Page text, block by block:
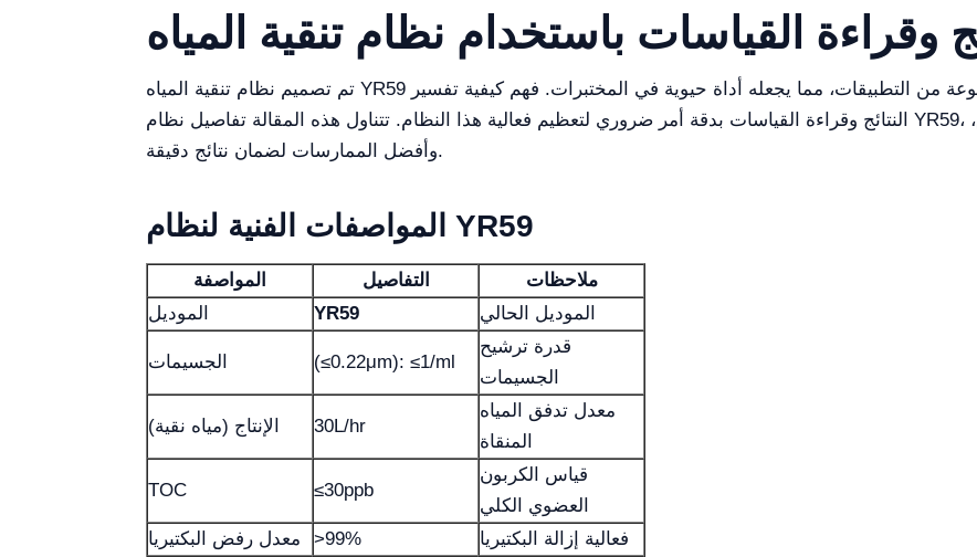
تم تصميم نظام تنقية المياه YR59 لتوفير مياه نقية عالية الجودة لمجموعة متنوعة من التطبيقات، مما يجعله أداة حيوية في المختبرات. فهم كيفية تفسير
النتائج وقراءة القياسات بدقة أمر ضروري لتعظيم فعالية هذا النظام. تتناول هذه المقالة تفاصيل نظام YR59، وتقدم رؤى حول ميزاته، وقراءات القياس،
وأفضل الممارسات لضمان نتائج دقيقة.
المواصفات الفنية لنظام YR59
المواصفة التفاصيل
ملاحظات
الموديل
YR59 الموديل الحالي
الجسيمات (≤0.22μm): ≤1/ml
قدرة ترشيح
الجسيمات
الإنتاج (مياه نقية) 30L/hr
معدل تدفق المياه
المنقاة
TOC ≤30ppb
قياس الكربون
العضوي الكلي
معدل رفض البكتيريا
>99% فعالية إزالة البكتيريا